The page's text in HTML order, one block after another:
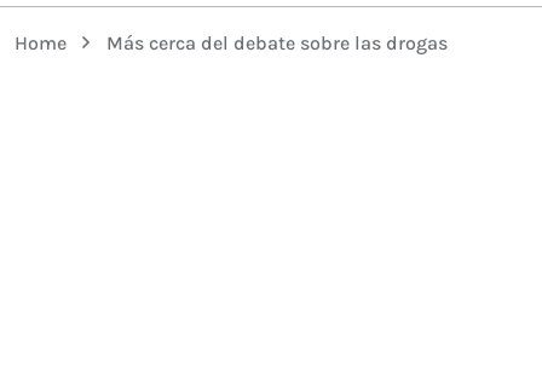
Home Más cerca del debate sobre las drogas